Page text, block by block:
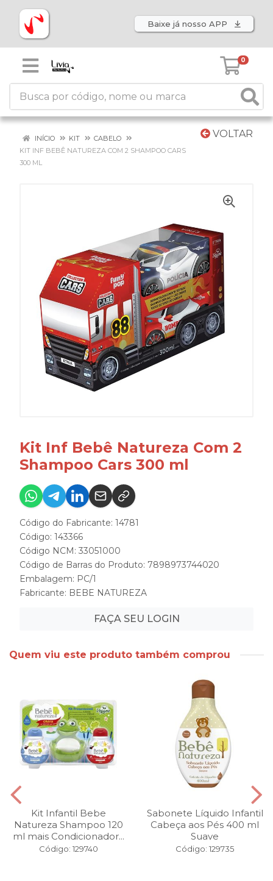
Baixe já nosso APP
0
VOLTAR
INÍCIO KIT
CABELO
KIT INF BEBÊ NATUREZA COM 2 SHAMPOO CARS
300 ML
Kit Inf Bebê Natureza Com 2
Shampoo Cars 300 ml
Código do Fabricante: 14781
Código: 143366
Código NCM: 33051000
Código de Barras do Produto: 7898973744020
Embalagem: PC/1
Fabricante: BEBE NATUREZA
FAÇA SEU LOGIN
Quem viu este produto também comprou
Kit Infantil Bebe
Natureza Shampoo 120
ml mais Condicionador...
Código: 129740
Sabonete Líquido Infantil
Cabeça aos Pés 400 ml
Suave
Código: 129735